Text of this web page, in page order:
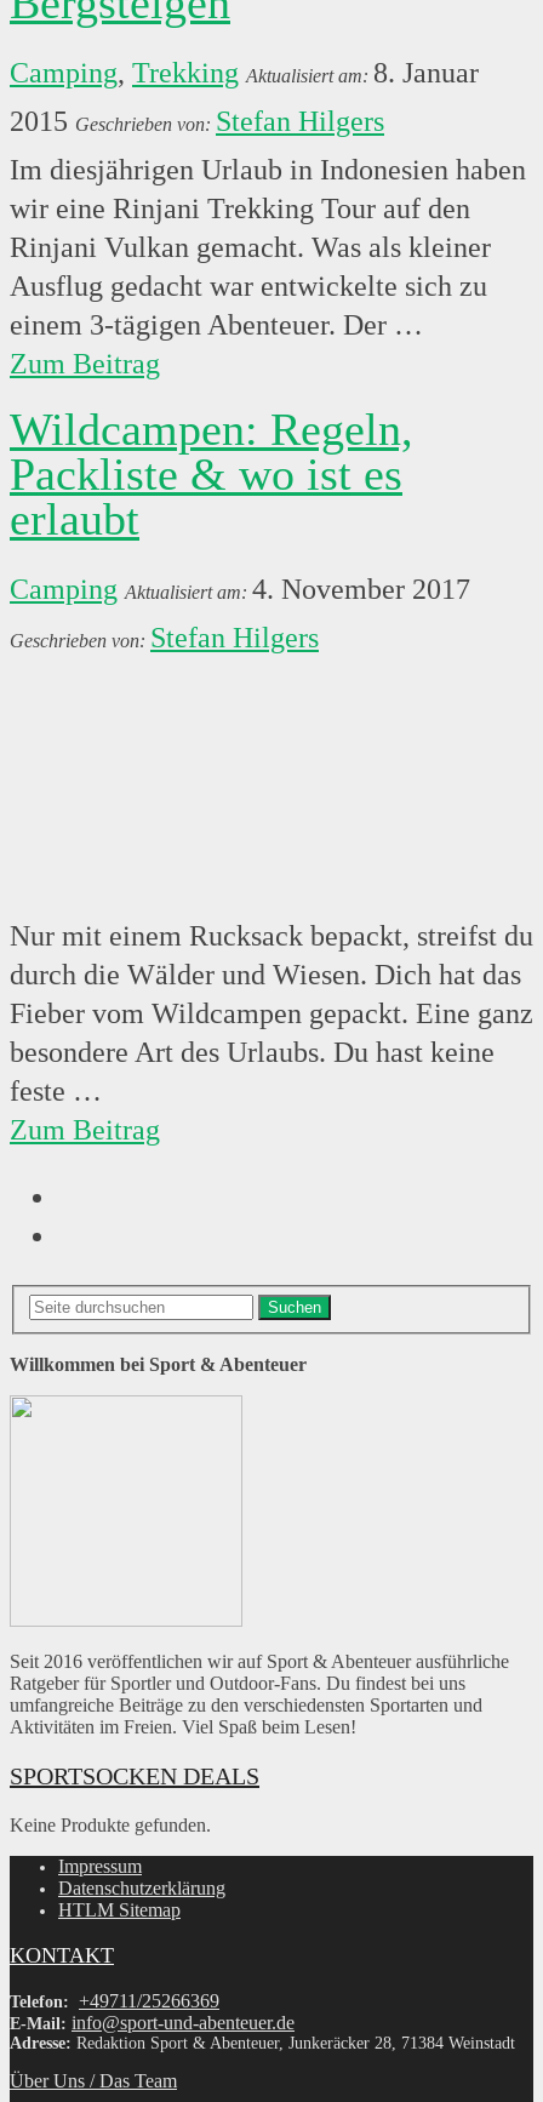
Camping, Trekking
8. Januar
2015
Stefan Hilgers
Im diesjährigen Urlaub in Indonesien haben
wir eine Rinjani Trekking Tour auf den
Rinjani Vulkan gemacht. Was als kleiner
Ausflug gedacht war entwickelte sich zu
einem 3-tägigen Abenteuer. Der …
Zum Beitrag
Wildcampen: Regeln,
Packliste & wo ist es
erlaubt
Camping
4. November 2017
Stefan Hilgers
Nur mit einem Rucksack bepackt, streifst du
durch die Wälder und Wiesen. Dich hat das
Fieber vom Wildcampen gepackt. Eine ganz
besondere Art des Urlaubs. Du hast keine
feste …
Zum Beitrag
Suchen
Willkommen bei Sport & Abenteuer
Seit 2016 veröffentlichen wir auf Sport & Abenteuer ausführliche
Ratgeber für Sportler und Outdoor-Fans. Du findest bei uns
umfangreiche Beiträge zu den verschiedensten Sportarten und
Aktivitäten im Freien. Viel Spaß beim Lesen!
SPORTSOCKEN DEALS
Keine Produkte gefunden.
Impressum
Datenschutzerklärung
HTLM Sitemap
KONTAKT
Telefon: +49711/25266369
E-Mail: info@sport-und-abenteuer.de
Adresse: Redaktion Sport & Abenteuer, Junkeräcker 28, 71384 Weinstadt
Über Uns / Das Team